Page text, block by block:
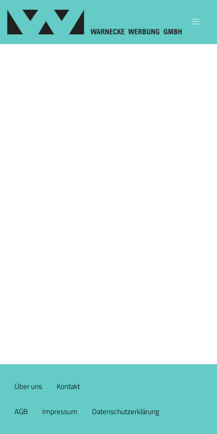
Über uns Kontakt
AGB Impressum Datenschutzerklärung